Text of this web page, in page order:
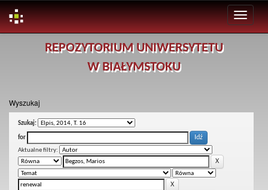
REPOZYTORIUM UNIWERSYTETU
W BIAŁYMSTOKU
Wyszukaj
Szukaj:
for
Aktualne filtry: